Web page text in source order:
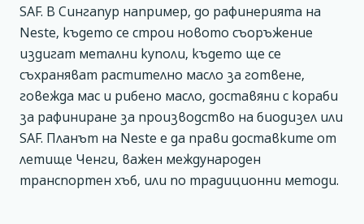
SAF. В Сингапур например, до рафинерията на
Neste, където се строи новото съоръжение
издигат метални куполи, където ще се
съхраняват растително масло за готвене,
говежда мас и рибено масло, доставяни с кораби
за рафиниране за производство на биодизел или
SAF. Планът на Neste е да прави доставките от
летище Ченги, важен международен
транспортен хъб, или по традиционни методи.